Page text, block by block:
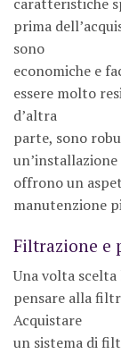
prima
sono
economiche e
essere molto
d’altra
parte, sono
offrono un
manutenzione
Filtrazione e
Una volta
pensare alla
Acquistare
un sistema di